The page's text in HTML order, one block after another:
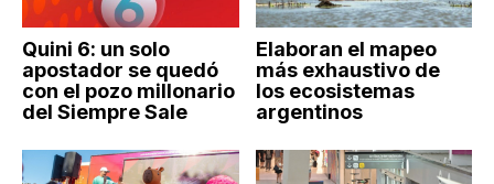
Quini 6: un solo
apostador se quedó
con el pozo millonario
del Siempre Sale
Elaboran el mapeo
más exhaustivo de
los ecosistemas
argentinos